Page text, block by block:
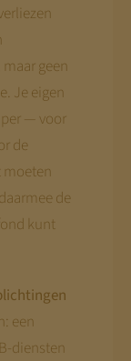
geen
Je eigen
— voor
de
moeten
de
kunt
een
diensten